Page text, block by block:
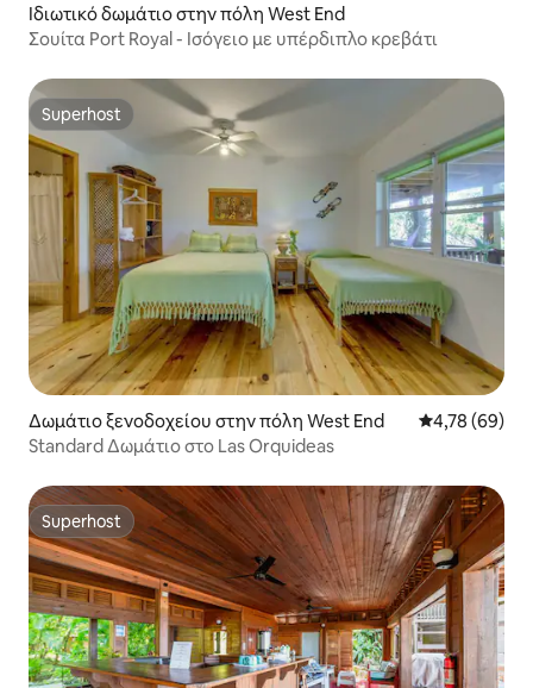
Ιδιωτικό δωμάτιο στην πόλη West End
Σουίτα Port Royal - Ισόγειο με υπέρδιπλο κρεβάτι
Superhost
Superhost
Δωμάτιο ξενοδοχείου στην πόλη West End Μέση
4,78 (69)
Standard Δωμάτιο στο Las Orquideas
Superhost
Superhost